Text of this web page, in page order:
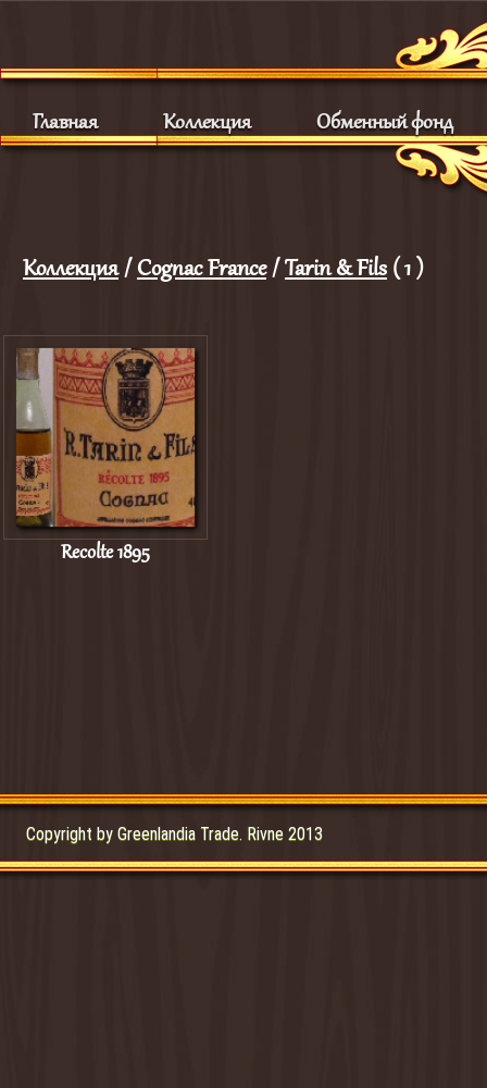
Главная Коллекция Обменный фонд
Коллекция/Cognac France/Tarin & Fils ( 1 )
Recolte 1895
Copyright by Greenlandia Trade. Rivne 2013